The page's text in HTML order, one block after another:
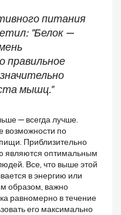
питания
"Белок —
правильное
мышц."
— всегда лучше.
возможности по
Приблизительно
являются оптимальным
Все, что выше этой
в энергию или
образом, важно
равномерно в течение
его максимально